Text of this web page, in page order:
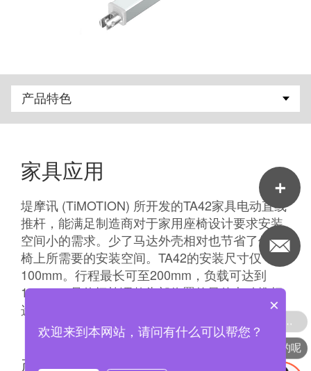
家具应用
堤摩讯 (TiMOTION) 所开发的TA42家具电动直线
推杆，能满足制造商对于家用座椅设计要求安装
空间小的需求。少了马达外壳相对也节省了休闲
椅上所需要的安装空间。TA42的安装尺寸仅
100mm。行程最长可至200mm，负载可达到
1500N，是休闲椅调整头部位置的最佳电动推杆
选择。
产品特色
你们是怎么收费的呢
×
欢迎来到本网站，请问有什么可以帮您？